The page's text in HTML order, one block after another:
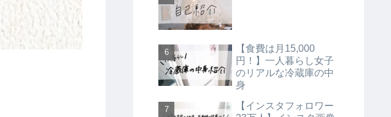
【食費は月15,000
円！】一人暮らし女子
のリアルな冷蔵庫の中
身
【インスタフォロワー